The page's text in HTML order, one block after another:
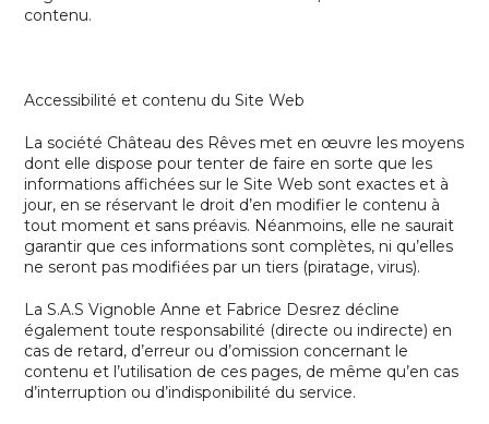
contenu.
Accessibilité et contenu du Site Web
La société Château des Rêves met en œuvre les moyens
dont elle dispose pour tenter de faire en sorte que les
informations affichées sur le Site Web sont exactes et à
jour, en se réservant le droit d’en modifier le contenu à
tout moment et sans préavis. Néanmoins, elle ne saurait
garantir que ces informations sont complètes, ni qu’elles
ne seront pas modifiées par un tiers (piratage, virus).
LaS.A.S Vignoble Anne et Fabrice Desrez décline
également toute responsabilité (directe ou indirecte) en
cas de retard, d’erreur ou d’omission concernant le
contenu et l’utilisation de ces pages, de même qu’en cas
d’interruption ou d’indisponibilité du service.